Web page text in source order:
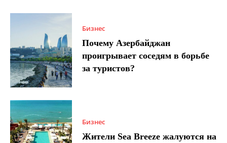
Бизнес
Почему Азербайджан
проигрывает соседям в борьбе
за туристов?
Бизнес
Жители Sea Breeze жалуются на